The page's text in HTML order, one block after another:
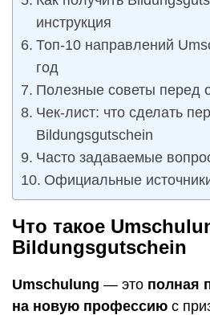
инструкция
Топ-10 направлений
год
Полезные советы перед
Чек-лист: что сделать
Bildungsgutschein
Часто задаваемые
Официальные
Что такое
Bildungsgutschein
Umschulung — это полная
на новую профессию с